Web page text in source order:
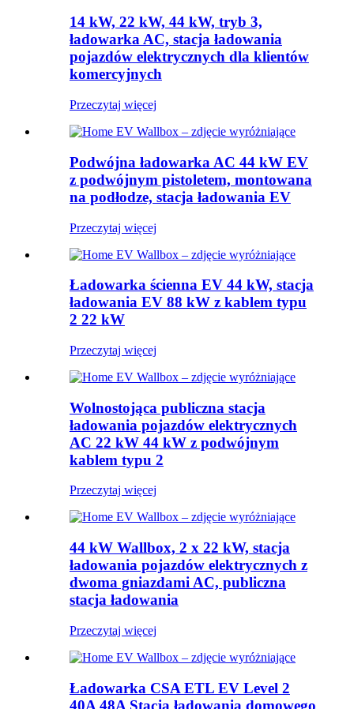
14 kW, 22 kW, 44 kW, tryb 3,
ładowarka AC, stacja ładowania
pojazdów elektrycznych dla klientów
komercyjnych
Przeczytaj więcej
Podwójna ładowarka AC 44 kW EV
z podwójnym pistoletem, montowana
na podłodze, stacja ładowania EV
Przeczytaj więcej
Ładowarka ścienna EV 44 kW, stacja
ładowania EV 88 kW z kablem typu
2 22 kW
Przeczytaj więcej
Wolnostojąca publiczna stacja
ładowania pojazdów elektrycznych
AC 22 kW 44 kW z podwójnym
kablem typu 2
Przeczytaj więcej
44 kW Wallbox, 2 x 22 kW, stacja
ładowania pojazdów elektrycznych z
dwoma gniazdami AC, publiczna
stacja ładowania
Przeczytaj więcej
Ładowarka CSA ETL EV Level 2
40A 48A Stacja ładowania domowego